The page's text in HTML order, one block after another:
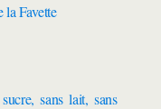
Favette
sans lait, sans